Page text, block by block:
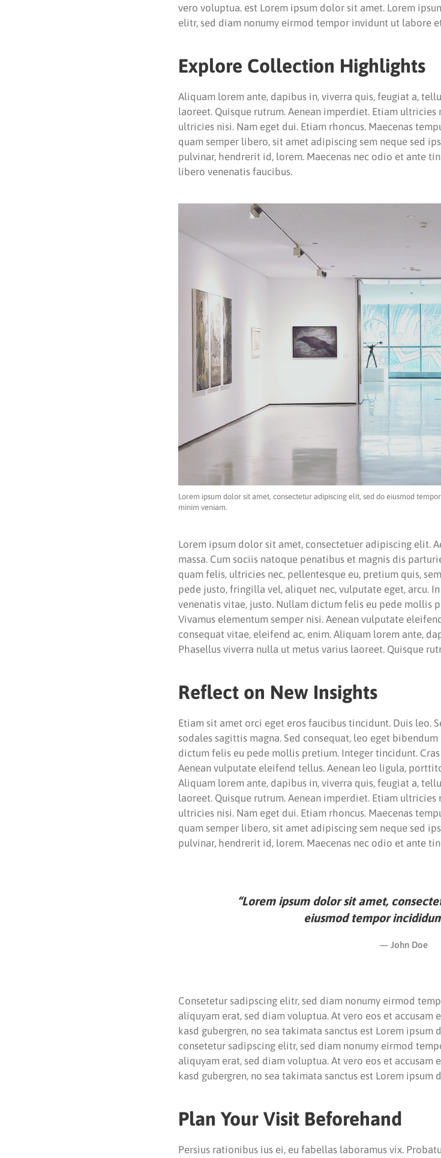
vero voluptua. est Lorem ipsum dolor sit amet. Lorem
elitr, sed diam nonumy eirmod tempor invidunt ut labore
Explore Collection Highlights
Aliquam lorem ante, dapibus in, viverra quis, feugiat a,
laoreet. Quisque rutrum. Aenean imperdiet. Etiam
ultricies nisi. Nam eget dui. Etiam rhoncus. Maecenas
quam semper libero, sit amet adipiscing sem neque sed
pulvinar, hendrerit id, lorem. Maecenas nec odio et ante
libero venenatis faucibus.
Lorem ipsum dolor sit amet, consectetur adipiscing elit, sed do eiusmod
minim veniam.
Lorem ipsum dolor sit amet, consectetuer adipiscing elit.
massa. Cum sociis natoque penatibus et magnis dis
quam felis, ultricies nec, pellentesque eu, pretium quis,
pede justo, fringilla vel, aliquet nec, vulputate eget, arcu.
venenatis vitae, justo. Nullam dictum felis eu pede mollis
Vivamus elementum semper nisi. Aenean vulputate
consequat vitae, eleifend ac, enim. Aliquam lorem ante,
Phasellus viverra nulla ut metus varius laoreet. Quisque
Reflect on New Insights
Etiam sit amet orci eget eros faucibus tincidunt. Duis leo.
sodales sagittis magna. Sed consequat, leo eget
dictum felis eu pede mollis pretium. Integer tincidunt.
Aenean vulputate eleifend tellus. Aenean leo ligula,
Aliquam lorem ante, dapibus in, viverra quis, feugiat a,
laoreet. Quisque rutrum. Aenean imperdiet. Etiam
ultricies nisi. Nam eget dui. Etiam rhoncus. Maecenas
quam semper libero, sit amet adipiscing sem neque sed
pulvinar, hendrerit id, lorem. Maecenas nec odio et ante
“Lorem ipsum dolor sit amet,
eiusmod tempor
John Doe
Consetetur sadipscing elitr, sed diam nonumy eirmod
aliquyam erat, sed diam voluptua. At vero eos et
kasd gubergren, no sea takimata sanctus est Lorem
consetetur sadipscing elitr, sed diam nonumy eirmod
aliquyam erat, sed diam voluptua. At vero eos et
kasd gubergren, no sea takimata sanctus est Lorem ipsum
Plan Your Visit Beforehand
Persius rationibus ius ei, eu fabellas laboramus vix.